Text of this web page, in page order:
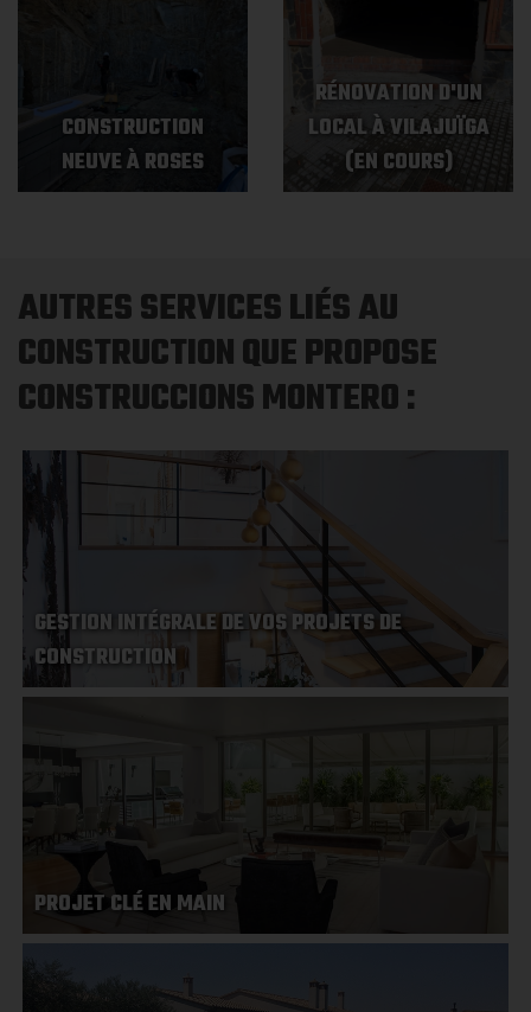
CONSTRUCTION
NEUVE À ROSES
RÉNOVATION D'UN
LOCAL À VILAJUÏGA
(EN COURS)
AUTRES SERVICES LIÉS AU
CONSTRUCTION QUE PROPOSE
CONSTRUCCIONS MONTERO :
GESTION INTÉGRALE DE VOS PROJETS DE
CONSTRUCTION
PROJET CLÉ EN MAIN